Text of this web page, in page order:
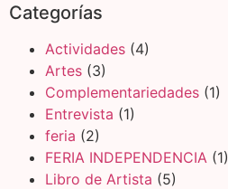
Categorías
Actividades (4)
Artes (3)
Complementariedades (1)
Entrevista (1)
feria (2)
FERIA INDEPENDENCIA (1)
Libro de Artista (5)